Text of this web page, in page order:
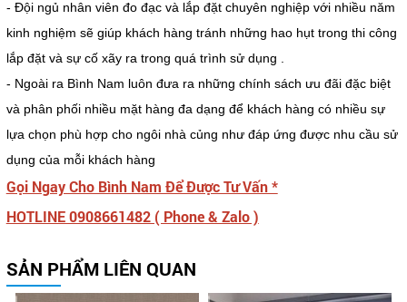
- Đội ngủ nhân viên đo đạc và lắp đặt chuyên nghiệp với nhiều năm
kinh nghiệm sẽ giúp khách hàng tránh những hao hụt trong thi công
lắp đặt và sự cố xãy ra trong quá trình sử dụng .
- Ngoài ra Bình Nam luôn đưa ra những chính sách ưu đãi đặc biệt
và phân phối nhiều mặt hàng đa dạng để khách hàng có nhiều sự
lựa chọn phù hợp cho ngôi nhà củng như đáp ứng được nhu cầu sử
dụng của mỗi khách hàng
Gọi Ngay Cho Bình Nam Để Được Tư Vấn *
HOTLINE 0908661482 ( Phone & Zalo )
SẢN PHẨM LIÊN QUAN